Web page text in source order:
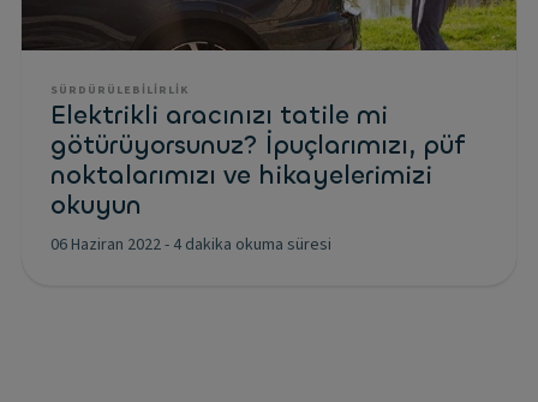
SÜRDÜRÜLEBILIRLIK
Elektrikli aracınızı tatile mi
götürüyorsunuz? İpuçlarımızı, püf
noktalarımızı ve hikayelerimizi
okuyun
06 Haziran 2022- 4 dakika okuma süresi